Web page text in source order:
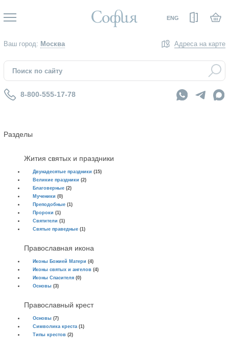
ENG Вход
Ваш город: Москва Адреса на карте
8-800-555-17-78
Разделы
Жития святых и праздники
Двунадесятые праздники (15)
Великие праздники (2)
Благоверные (2)
Мученики (0)
Преподобные (1)
Пророки (1)
Святители (1)
Святые праведные (1)
Православная икона
Иконы Божией Матери (4)
Иконы святых и ангелов (4)
Иконы Спасителя (0)
Основы (3)
Православный крест
Основы (7)
Символика креста (1)
Типы крестов (2)